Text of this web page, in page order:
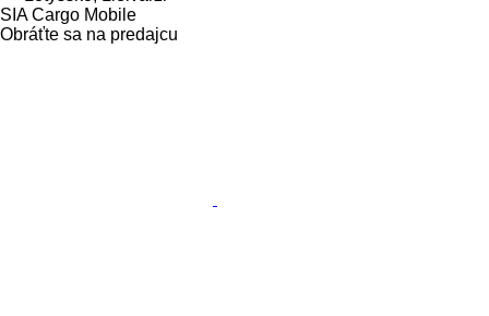
SIA Cargo Mobile
Obráťte sa na predajcu